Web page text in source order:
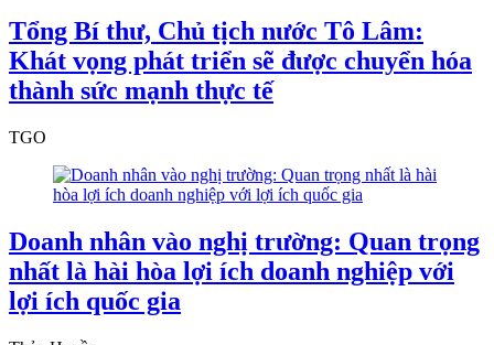
Tổng Bí thư, Chủ tịch nước Tô Lâm:
Khát vọng phát triển sẽ được chuyển hóa
thành sức mạnh thực tế
TGO
Doanh nhân vào nghị trường: Quan trọng
nhất là hài hòa lợi ích doanh nghiệp với
lợi ích quốc gia